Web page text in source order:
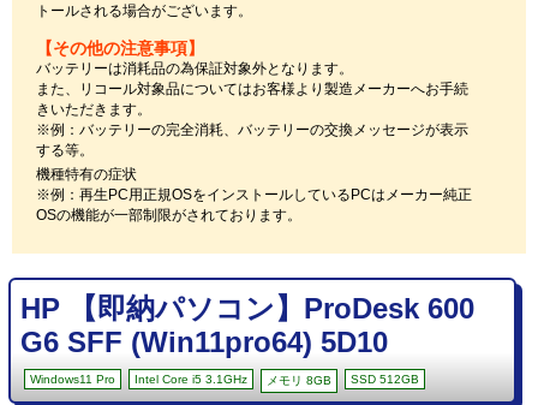
トールされる場合がございます。
【その他の注意事項】
バッテリーは消耗品の為保証対象外となります。
また、リコール対象品についてはお客様より製造メーカーへお手続
きいただきます。
※例：バッテリーの完全消耗、バッテリーの交換メッセージが表示
する等。
機種特有の症状
※例：再生PC用正規OSをインストールしているPCはメーカー純正
OSの機能が一部制限がされております。
HP 【即納パソコン】ProDesk 600
G6 SFF (Win11pro64) 5D10
Windows11 Pro Intel Core i5 3.1GHz メモリ 8GB SSD 512GB